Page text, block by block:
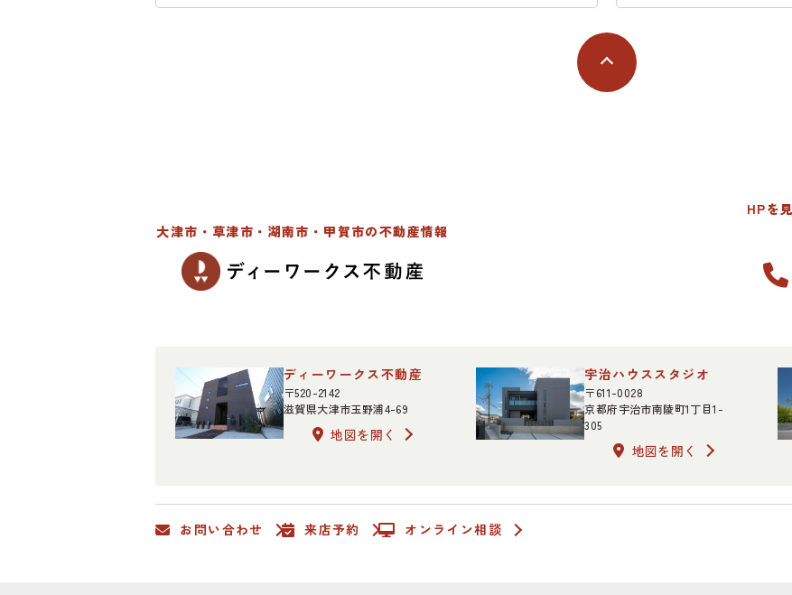
大津市・草津市・湖南市・甲賀市の不動産情報
HPを
ディーワークス不動産
〒520-2142
滋賀県大津市玉野浦4-69
地図を開く
宇治ハウススタジオ
〒611-0028
京都府宇治市南陵町1丁目1-
305
地図を開く
お問い合わせ 来店予約 オンライン相談